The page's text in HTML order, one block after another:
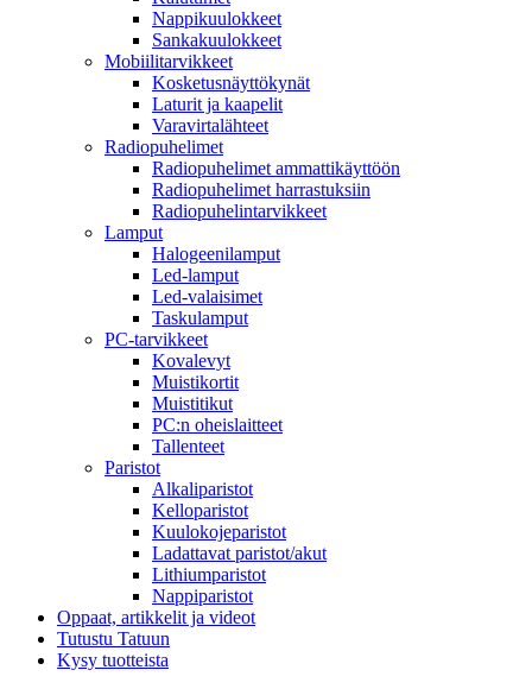
Nappikuulokkeet
Sankakuulokkeet
Mobiilitarvikkeet
Kosketusnäyttökynät
Laturit ja kaapelit
Varavirtalähteet
Radiopuhelimet
Radiopuhelimet ammattikäyttöön
Radiopuhelimet harrastuksiin
Radiopuhelintarvikkeet
Lamput
Halogeenilamput
Led-lamput
Led-valaisimet
Taskulamput
PC-tarvikkeet
Kovalevyt
Muistikortit
Muistitikut
PC:n oheislaitteet
Tallenteet
Paristot
Alkaliparistot
Kelloparistot
Kuulokojeparistot
Ladattavat paristot/akut
Lithiumparistot
Nappiparistot
Oppaat, artikkelit ja videot
Tutustu Tatuun
Kysy tuotteista